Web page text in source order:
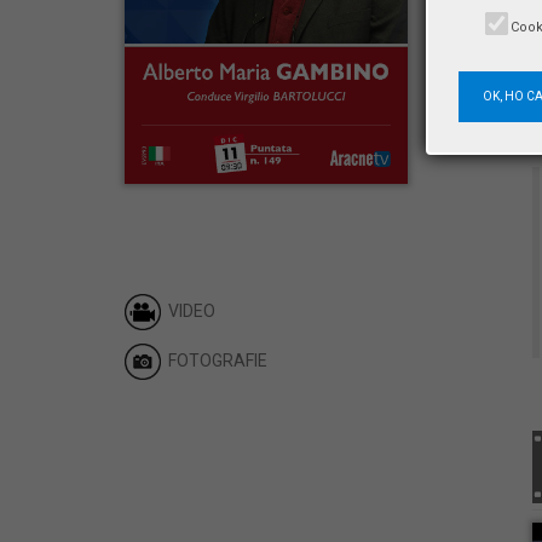
VIDEO
FOTOGRAFIE
OK, HO